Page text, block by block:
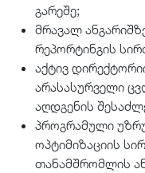
გარეშე;
მრავალ
რეპორტინგის
აქტივ
არასასურველი
აღდგენის
პროგრამული
ოპტიმიზაციის
თანამშრომლის